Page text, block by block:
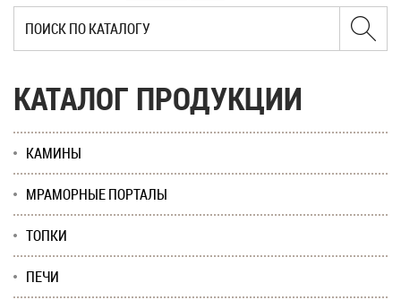
КАТАЛОГ ПРОДУКЦИИ
КАМИНЫ
МРАМОРНЫЕ ПОРТАЛЫ
ТОПКИ
ПЕЧИ